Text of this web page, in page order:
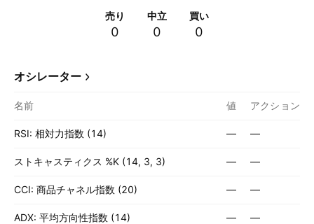
売り
0
中立
0
買い
0
オシレーター
名前 値 アクション
RSI: 相対力指数 (14) — —
ストキャスティクス %K (14, 3, 3) — —
CCI: 商品チャネル指数 (20) — —
ADX: 平均方向性指数 (14) — —